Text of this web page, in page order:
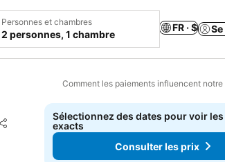
Personnes et chambres
2 personnes, 1 chambre
FR · $
Comment les paiements influencent
Partager
Ajouter à mes favoris
Sélectionnez des dates pour voir
exacts
Consulter les prix